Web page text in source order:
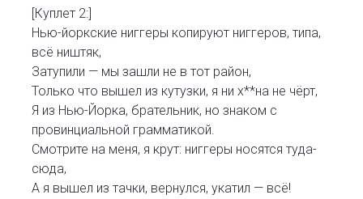
[Куплет 2:]
Нью-йоркские ниггеры копируют ниггеров, типа,
всё ништяк,
Затупили — мы зашли не в тот район,
Только что вышел из кутузки, я ни х**на не чёрт,
Я из Нью-Йорка, брательник, но знаком с
провинциальной грамматикой.
Смотрите на меня, я крут: ниггеры носятся туда-
сюда,
А я вышел из тачки, вернулся, укатил — всё!